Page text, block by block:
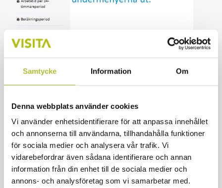
Samtycke Information Om
Denna webbplats använder cookies
Vi använder enhetsidentifierare för att anpassa innehållet
och annonserna till användarna, tillhandahålla funktioner
för sociala medier och analysera vår trafik. Vi
vidarebefordrar även sådana identifierare och annan
information från din enhet till de sociala medier och
annons- och analysföretag som vi samarbetar med.